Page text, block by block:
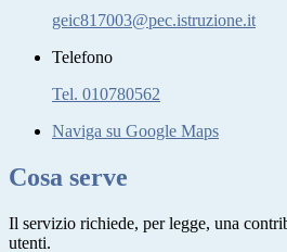
geic817003@pec.istruzione.it
Telefono
Tel. 010780562
Naviga su Google Maps
Cosa serve
Il servizio richiede, per legge, una
utenti.